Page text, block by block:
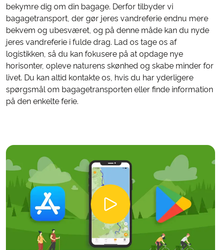
bekymre dig om din bagage. Derfor tilbyder vi
bagagetransport, der gør jeres vandreferie endnu mere
bekvem og ubesværet, og på denne måde kan du nyde
jeres vandreferie i fulde drag. Lad os tage os af
logistikken, så du kan fokusere på at opdage nye
horisonter, opleve naturens skønhed og skabe minder for
livet. Du kan altid kontakte os, hvis du har yderligere
spørgsmål om bagagetransporten eller finde information
på den enkelte ferie.